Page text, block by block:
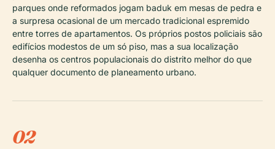
parques onde reformados jogam baduk em mesas de pedra e
a surpresa ocasional de um mercado tradicional espremido
entre torres de apartamentos. Os próprios postos policiais são
edifícios modestos de um só piso, mas a sua localização
desenha os centros populacionais do distrito melhor do que
qualquer documento de planeamento urbano.
02